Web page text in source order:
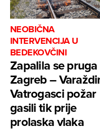
NEOBIČNA
INTERVENCIJA U
BEDEKOVČINI
Zapalila se pruga
Zagreb –
Vatrogasci požar
gasili tik prije
prolaska vlaka